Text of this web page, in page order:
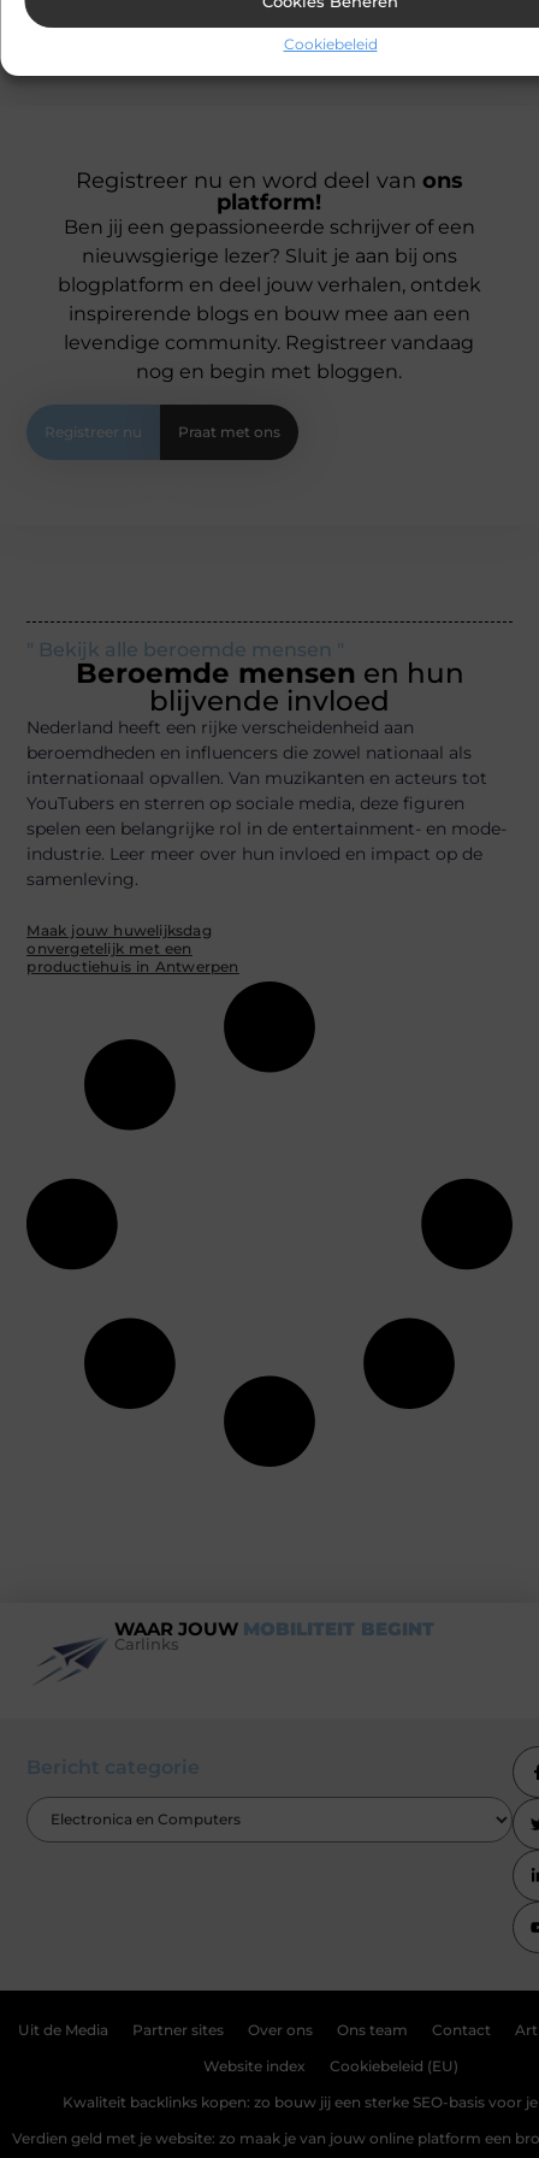
Cookiebeleid
Registreer nu en word deel van ons
platform!
Ben jij een gepassioneerde schrijver of een
nieuwsgierige lezer? Sluit je aan bij ons
blogplatform en deel jouw verhalen, ontdek
inspirerende blogs en bouw mee aan een
levendige community. Registreer vandaag
nog en begin met bloggen.
Registreer nu Praat met ons
" Bekijk alle beroemde mensen "
Beroemde mensen en hun
blijvende invloed
Nederland heeft een rijke verscheidenheid aan
beroemdheden en influencers die zowel nationaal als
internationaal opvallen. Van muzikanten en acteurs tot
YouTubers en sterren op sociale media, deze figuren
spelen een belangrijke rol in de entertainment- en mode-
industrie. Leer meer over hun invloed en impact op de
samenleving.
Maak jouw huwelijksdag
onvergetelijk met een
productiehuis in Antwerpen
WAAR JOUW MOBILITEIT BEGINT
Carlinks
Bericht categorie
Uit de Media Partner sites Over ons Ons team Contact
Website index Cookiebeleid (EU)
Kwaliteit backlinks kopen: zo bouw jij een sterke SEO-basis voor
Verdien geld met je website: zo maak je van jouw online platform een